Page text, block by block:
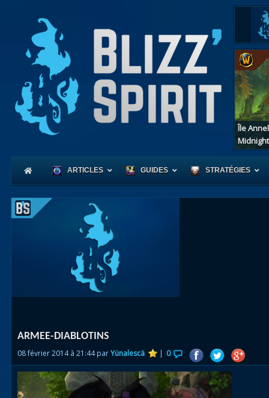
Île
Midnight
ARTICLES GUIDES
des îles
STRATÉGIES
ARMEE-DIABLOTINS
08 février 2014 à 21:44 parYünalescä | 0